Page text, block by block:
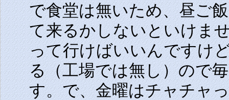
で食堂は無いため、昼ご
て来るかしないといけま
って行けばいいんですけ
る（工場では無し）ので
す。で、金曜はチャチャ